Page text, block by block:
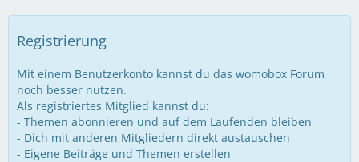
Registrierung
Mit einem Benutzerkonto kannst du das womobox Forum
noch besser nutzen.
Als registriertes Mitglied kannst du:
- Themen abonnieren und auf dem Laufenden bleiben
- Dich mit anderen Mitgliedern direkt austauschen
- Eigene Beiträge und Themen erstellen